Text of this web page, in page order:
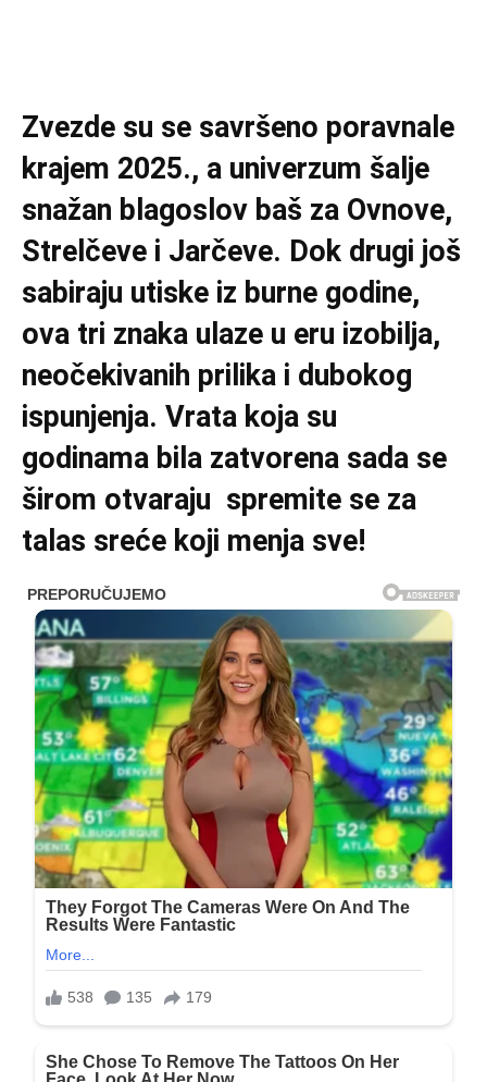
Zvezde su se savršeno poravnale
krajem 2025., a univerzum šalje
snažan blagoslov baš za Ovnove,
Strelčeve i Jarčeve. Dok drugi još
sabiraju utiske iz burne godine,
ova tri znaka ulaze u eru izobilja,
neočekivanih prilika i dubokog
ispunjenja. Vrata koja su
godinama bila zatvorena sada se
širom otvaraju spremite se za
talas sreće koji menja sve!